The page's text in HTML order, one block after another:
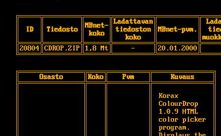
ID Tiedosto
MBnet-
koko
Ladattavan
tiedoston
koko
MBnet-pvm.
20804
CDROP.ZIP 1,8 Mt - 20.01.2000
Osasto Koko Pvm Kuvaus
Korax
ColourDrop
1.0.9 HTML
color picker
program.